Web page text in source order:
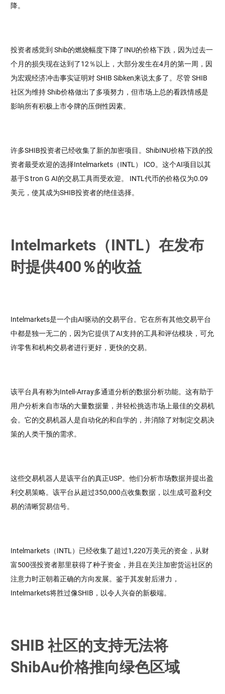
降。
投资者感觉到 Shib的燃烧幅度下降了INU的价格下跌，因为过去一
个月的损失现在达到了12％以上，大部分发生在4月的第一周，因
为宏观经济冲击事实证明对 SHIB Sibken来说太多了。尽管 SHIB
社区为维持 Shib价格做出了多项努力，但市场上总的看跌情感是
影响所有积极上市令牌的压倒性因素。
许多SHIB投资者已经收集了新的加密项目。ShibINU价格下跌的投
资者最受欢迎的选择Intelmarkets（INTL） ICO。这个AI项目以其
基于S tron G AI的交易工具而受欢迎。 INTL代币的价格仅为0.09
美元，使其成为SHIB投资者的绝佳选择。
Intelmarkets（INTL）在发布
时提供400％的收益
Intelmarkets是一个由AI驱动的交易平台。它在所有其他交易平台
中都是独一无二的，因为它提供了AI支持的工具和评估模块，可允
许零售和机构交易者进行更好，更快的交易。
该平台具有称为Intell-Array多通道分析的数据分析功能。这有助于
用户分析来自市场的大量数据量，并轻松挑选市场上最佳的交易机
会。它的交易机器人是自动化的和自学的，并消除了对制定交易决
策的人类干预的需求。
这些交易机器人是该平台的真正USP。他们分析市场数据并提出盈
利交易策略。该平台从超过350,000点收集数据，以生成可盈利交
易的清晰贸易信号。
Intelmarkets（INTL）已经收集了超过1,220万美元的资金，从财
富500强投资者那里获得了种子资金，并且在关注加密货运社区的
注意力时正朝着正确的方向发展。鉴于其发射后潜力，
Intelmarkets将胜过像SHIB，以令人兴奋的新极端。
SHIB 社区的支持无法将
ShibAu价格推向绿色区域